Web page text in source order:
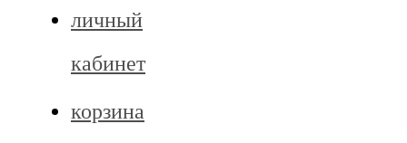
личный
кабинет
корзина